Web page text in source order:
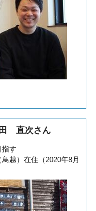
直次さん
す
越）在住（2020年8月